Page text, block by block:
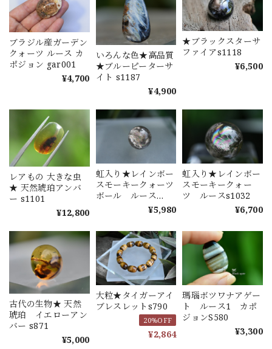
ブラジル産ガーデン
クォーツ ルース カ
ポジョン gar001
¥4,700
いろんな色★高品質
★ブルーピーターサ
イト s1187
¥4,900
★ブラックスターサ
ファイアs1118
¥6,500
レアもの 大きな虫
★ 天然琥珀アンバ
ー s1101
¥12,800
虹入り★レインボー
スモーキークォーツ
ボール ルース
¥5,980
虹入り★レインボー
スモーキークォー
ツ ルースs1032
¥6,700
古代の生物★ 天然
琥珀 イエローアン
バー s871
¥5,000
大粒★タイガーアイ
ブレスレットs790
20%OFF
¥2,864
瑪瑙ボツワナアゲー
ト ルース1 カポ
ジョンS580
¥3,300